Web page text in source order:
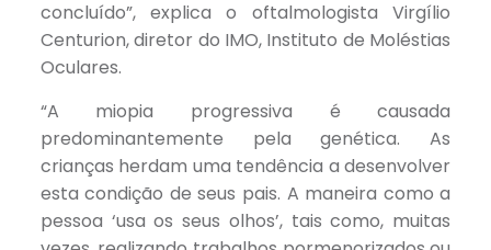
concluído”, explica o oftalmologista Virgílio
Centurion, diretor do IMO, Instituto de Moléstias
Oculares.
“A miopia progressiva é causada
predominantemente pela genética. As
crianças herdam uma tendência a desenvolver
esta condição de seus pais. A maneira como a
pessoa ‘usa os seus olhos’, tais como, muitas